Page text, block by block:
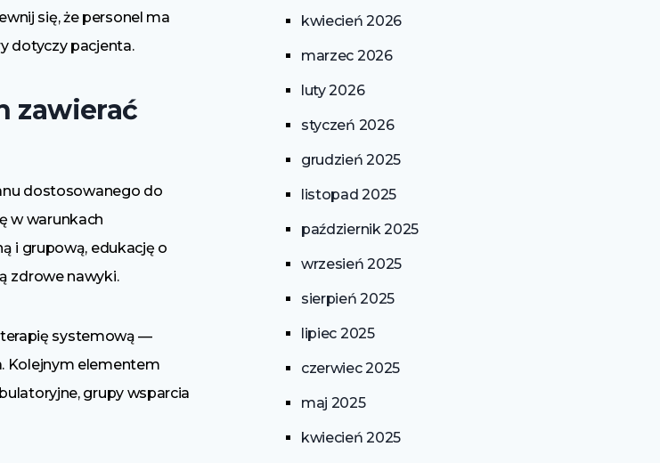
się, że personel ma
dotyczy pacjenta.
zawierać
dostosowanego do
w warunkach
i grupową, edukację o
zdrowe nawyki.
terapię systemową —
Kolejnym elementem
grupy wsparcia
kwiecień 2026
marzec 2026
luty 2026
styczeń 2026
grudzień 2025
listopad 2025
październik 2025
wrzesień 2025
sierpień 2025
lipiec 2025
czerwiec 2025
maj 2025
kwiecień 2025